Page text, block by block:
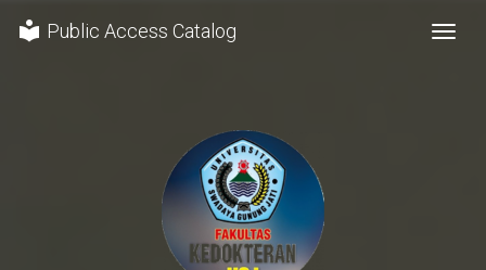
local_library Public Access Catalog